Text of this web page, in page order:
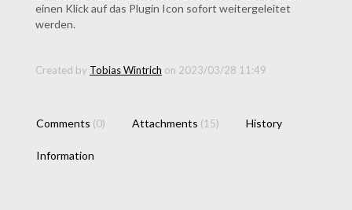
einen Klick auf das Plugin Icon sofort weitergeleitet
werden.
Created by Tobias Wintrich on 2023/03/28 11:49
Comments (0) Attachments (15) History
Information